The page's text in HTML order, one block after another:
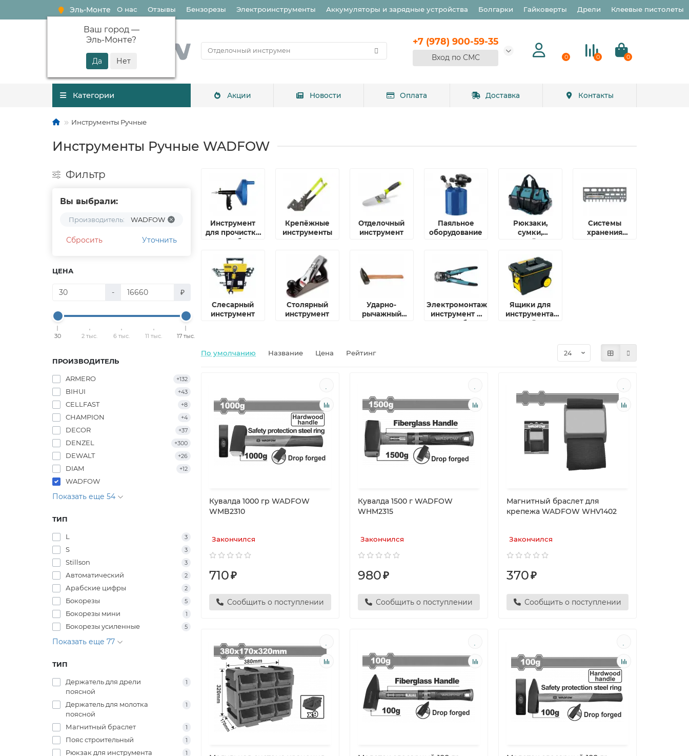
Эль-Монте
Ваш город —
Эль-Монте?
О нас Отзывы Бензорезы Электроинструменты Аккумуляторы и зарядные устройства Болгарки Гайковерты Дрели Клеевые пистолеты
+7 (978) 900-59-35
Вход по СМС 0 0 0
Категории Акции Новости Оплата Доставка Контакты
Инструменты Ручные
Инструменты Ручные WADFOW
Фильтр
Вы выбрали:
Производитель: WADFOW
Сбросить Уточнить
ЦЕНА
- ₽
30 2 тыс. 6 тыс. 11 тыс. 17 тыс.
ПРОИЗВОДИТЕЛЬ
ARMERO +132
BIHUI +43
CELLFAST +8
CHAMPION +4
DECOR +37
DENZEL +300
DEWALT +26
DIAM +12
WADFOW
Показать еще 54
ТИП
L 3
S 3
Stillson 3
Автоматический 2
Арабские цифры 2
Бокорезы 5
Бокорезы мини 1
Бокорезы усиленные 5
Показать еще 77
ТИП
Держатель для дрели
поясной
1
Держатель для молотка
поясной
1
Магнитный браслет 1
Пояс строительный 1
Рюкзак для инструмента 1
Инструмент
для прочистки
труб
Крепёжные
инструменты
Отделочный
инструмент
Паяльное
оборудование
Рюкзаки,
сумки,
органайзеры
инструмента
Системы
хранения
Слесарный
инструмент
Столярный
инструмент
Ударно-
рычажный
Электромонтажный
инструмент и
приспособления
Ящики для
инструмента,
органайзеры
По умолчанию Название Цена Рейтинг
Кувалда 1000 гр WADFOW
WMB2310
Закончился
710₽
Сообщить о поступлении
Кувалда 1500 г WADFOW
WHM2315
Закончился
980₽
Сообщить о поступлении
Магнитный браслет для
крепежа WADFOW WHV1402
Закончился
370₽
Сообщить о поступлении